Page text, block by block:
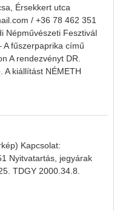
Érsekkert utca
/ +36 78 462 351
Népművészeti Fesztivál
A fűszerpaprika című
A rendezvényt DR.
A kiállítást NÉMETH
kiállítás
Kapcsolat:
Nyitvatartás, jegyárak
TDGY 2000.34.8.